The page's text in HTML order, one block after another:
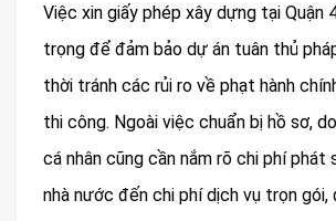
Việc xin giấy phép xây dựng tại Quận
trọng để đảm bảo dự án tuân thủ
thời tránh các rủi ro về phạt hành
thi công. Ngoài việc chuẩn bị hồ sơ,
cá nhân cũng cần nắm rõ chi phí phát
nhà nước đến chi phí dịch vụ trọn gói,